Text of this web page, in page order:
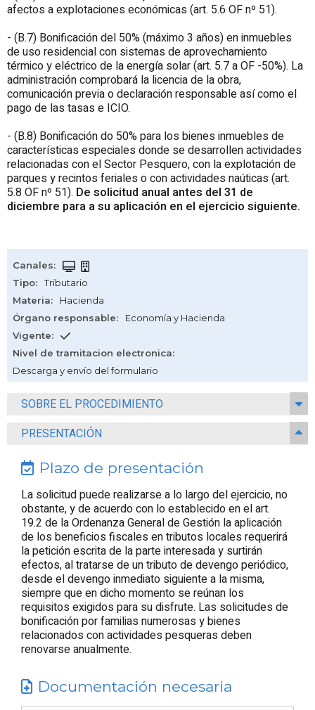
afectos a explotaciones económicas (art. 5.6 OF nº 51).
- (B.7) Bonificación del 50% (máximo 3 años) en inmuebles
de uso residencial con sistemas de aprovechamiento
térmico y eléctrico de la energía solar (art. 5.7 a OF -50%). La
administración comprobará la licencia de la obra,
comunicación previa o declaración responsable así como el
pago de las tasas e ICIO.
- (B.8) Bonificación do 50% para los bienes inmuebles de
características especiales donde se desarrollen actividades
relacionadas con el Sector Pesquero, con la explotación de
parques y recintos feriales o con actividades naúticas (art.
5.8 OF nº 51). De solicitud anual antes del 31 de
diciembre para a su aplicación en el ejercicio siguiente.
Canales:
Tipo:
Tributario
Materia:
Hacienda
Órgano responsable:
Economía y Hacienda
Vigente:
Nivel de tramitacion electronica:
Descarga y envío del formulario
SOBRE EL PROCEDIMIENTO
PRESENTACIÓN
Plazo de presentación
La solicitud puede realizarse a lo largo del ejercicio, no
obstante, y de acuerdo con lo establecido en el art.
19.2 de la Ordenanza General de Gestión la aplicación
de los beneficios fiscales en tributos locales requerirá
la petición escrita de la parte interesada y surtirán
efectos, al tratarse de un tributo de devengo periódico,
desde el devengo inmediato siguiente a la misma,
siempre que en dicho momento se reúnan los
requisitos exigidos para su disfrute. Las solicitudes de
bonificación por familias numerosas y bienes
relacionados con actividades pesqueras deben
renovarse anualmente.
Documentación necesaria